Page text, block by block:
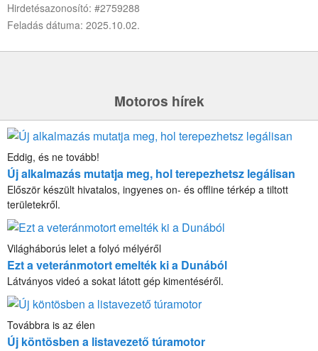
Hirdetésazonosító: #2759288
Feladás dátuma: 2025.10.02.
Motoros hírek
Eddig, és ne tovább!
Új alkalmazás mutatja meg, hol terepezhetsz legálisan
Először készült hivatalos, ingyenes on- és offline térkép a tiltott
területekről.
Világháborús lelet a folyó mélyéről
Ezt a veteránmotort emelték ki a Dunából
Látványos videó a sokat látott gép kimentéséről.
Továbbra is az élen
Új köntösben a listavezető túramotor